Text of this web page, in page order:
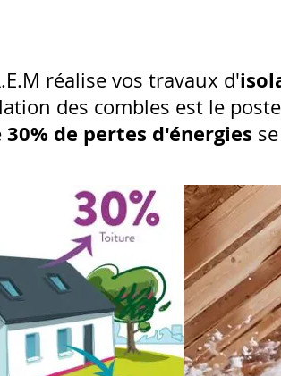
réalise vos travaux d'
des combles est le
30% de pertes d'énergies